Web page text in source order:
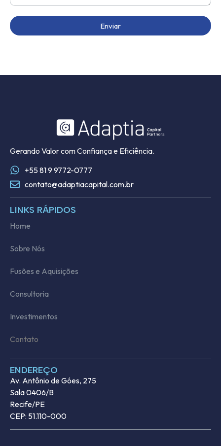
Enviar
Gerando Valor com Confiança e Eficiência.
+55 81 9 9772-0777
contato@adaptiacapital.com.br
LINKS RÁPIDOS
Home
Sobre Nós
Fusões e Aquisições
Consultoria
Investimentos
Contato
ENDEREÇO
Av. Antônio de Góes, 275
Sala 0406/B
Recife/PE
CEP: 51.110-000